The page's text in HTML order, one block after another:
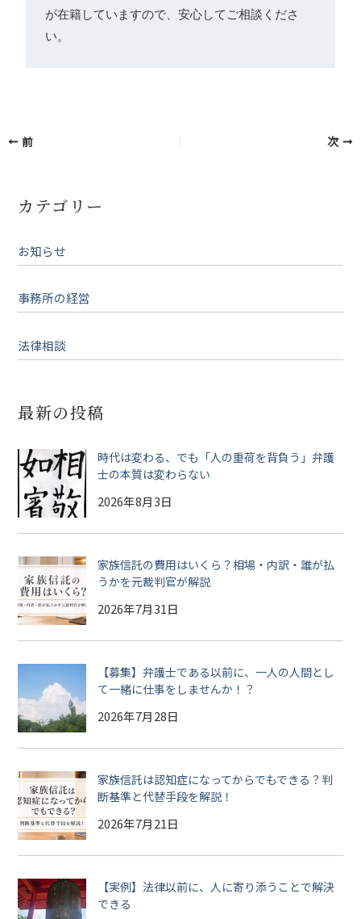
が在籍していますので、安心してご相談くださ
い。
前 次
カテゴリー
お知らせ
事務所の経営
法律相談
最新の投稿
時代は変わる、でも「人の重荷を背負う」弁護
士の本質は変わらない
2026年8月3日
家族信託の費用はいくら？相場・内訳・誰が払
うかを元裁判官が解説
2026年7月31日
【募集】弁護士である以前に、一人の人間とし
て一緒に仕事をしませんか！？
2026年7月28日
家族信託は認知症になってからでもできる？判
断基準と代替手段を解説！
2026年7月21日
【実例】法律以前に、人に寄り添うことで解決
できる